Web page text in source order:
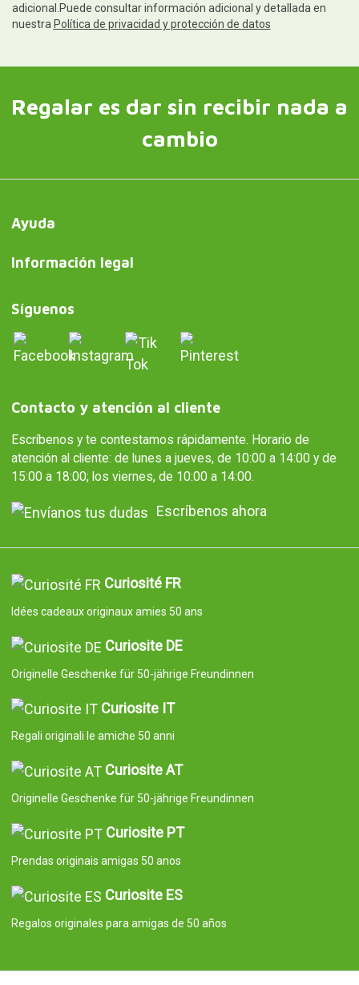
adicional.Puede consultar información adicional y detallada en
nuestra Política de privacidad y protección de datos
Regalar es dar sin recibir nada a
cambio
Ayuda
Información legal
Síguenos
Contacto y atención al cliente
Escríbenos y te contestamos rápidamente. Horario de
atención al cliente: de lunes a jueves, de 10:00 a 14:00 y de
15:00 a 18:00; los viernes, de 10:00 a 14:00.
Escríbenos ahora
Curiosité FR
Idées cadeaux originaux amies 50 ans
Curiosite DE
Originelle Geschenke für 50-jährige Freundinnen
Curiosite IT
Regali originali le amiche 50 anni
Curiosite AT
Originelle Geschenke für 50-jährige Freundinnen
Curiosite PT
Prendas originais amigas 50 anos
Curiosite ES
Regalos originales para amigas de 50 años